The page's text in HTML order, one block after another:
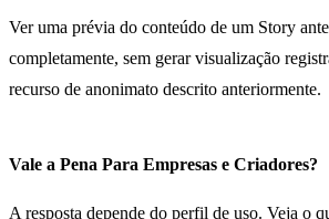
Ver uma prévia do conteúdo de um Story
completamente, sem gerar visualização
recurso de anonimato descrito anteriormente.
Vale a Pena Para Empresas e Criadores?
A resposta depende do perfil de uso. Veja o